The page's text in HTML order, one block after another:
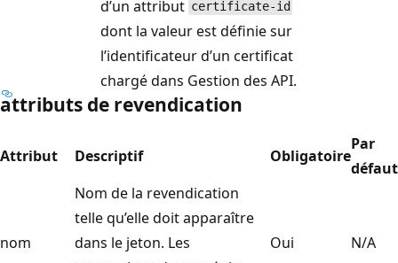
d’un attribut certificate-id
dont la valeur est définie sur
l’identificateur d’un certificat
chargé dans Gestion des API.
attributs de revendication
Attribut Descriptif Obligatoire
Par
défaut
nom
Nom de la revendication
telle qu’elle doit apparaître
dans le jeton. Les
Oui N/A